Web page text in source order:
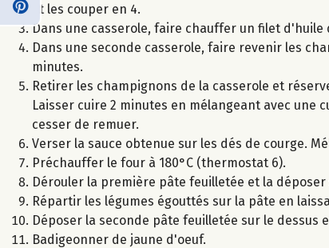
et les couper en 4.
Dans une casserole, faire chauffer un filet
Dans une seconde casserole, faire revenir les
minutes.
Retirer les champignons de la casserole et
Laisser cuire 2 minutes en mélangeant avec une
cesser de remuer.
Verser la sauce obtenue sur les dés de courge.
Préchauffer le four à 180°C (thermostat 6).
Dérouler la première pâte feuilletée et la
Répartir les légumes égouttés sur la pâte en
Déposer la seconde pâte feuilletée sur le dessus
Badigeonner de jaune d'oeuf.